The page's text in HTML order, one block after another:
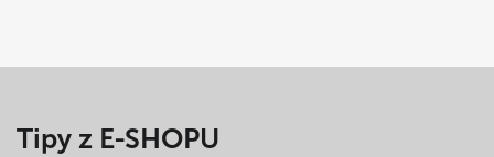
Tipy z E-SHOPU